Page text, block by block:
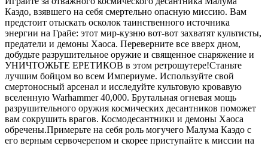
Каэдо, взявшего на себя смертельно опасную миссию. Вам
предстоит отыскать осколок таинственного источника
энергии на Грайе: этот мир-кузню вот-вот захватят культисты,
предатели и демоны Хаоса. Переверните все вверх дном,
добудьте разрушительное оружие и священное снаряжение и
УНИЧТОЖЬТЕ ЕРЕТИКОВ в этом ретрошутере!Станьте
лучшим бойцом во всем Империуме. Используйте свой
смертоносный арсенал и исследуйте культовую кровавую
вселенную Warhammer 40,000. Брутальная огневая мощь
разрушительного оружия космических десантников поможет
вам сокрушить врагов. Космодесантники и демоны Хаоса
обречены.Примерьте на себя роль могучего Малума Каэдо с
его верным сервочерепом и скорее приступайте к миссии на